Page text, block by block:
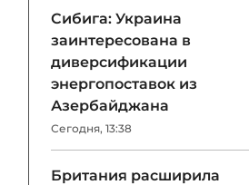
Сибига: Украина
заинтересована в
диверсификации
энергопоставок из
Азербайджана
Сегодня, 13:38
Британия расширила